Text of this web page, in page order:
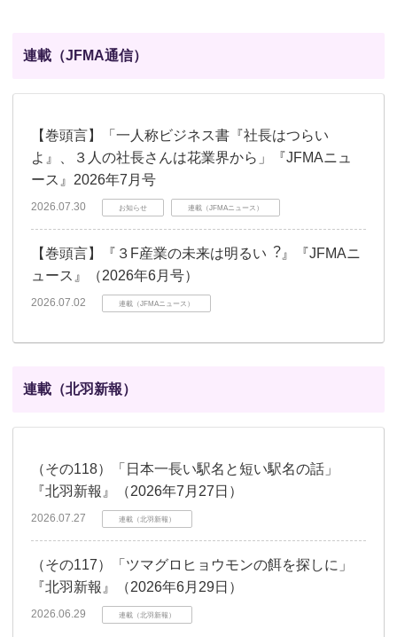
連載（JFMA通信）
【巻頭言】「一人称ビジネス書『社長はつらい
よ』、３人の社長さんは花業界から」『JFMAニュ
ース』2026年7月号
2026.07.30 お知らせ 連載（JFMAニュース）
【巻頭言】『３F産業の未来は明るい︖』『JFMAニ
ュース』（2026年6月号）
2026.07.02 連載（JFMAニュース）
連載（北羽新報）
（その118）「日本一長い駅名と短い駅名の話」
『北羽新報』（2026年7月27日）
2026.07.27 連載（北羽新報）
（その117）「ツマグロヒョウモンの餌を探しに」
『北羽新報』（2026年6月29日）
2026.06.29 連載（北羽新報）